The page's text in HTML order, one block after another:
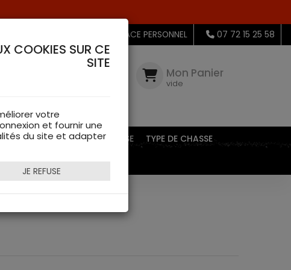
MON ESPACE PERSONNEL 07 72 15 25 58
Mon Panier
vide
EQUIPEMENTS DE CHASSE
TYPE DE CHASSE
COOKIES SUR CE
SITE
votre
et fournir une
du site et adapter
JE REFUSE